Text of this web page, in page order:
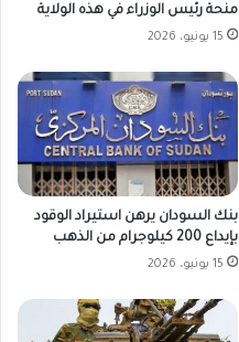
منحة رئيس الوزراء في هذه الولاية
15 يونيو، 2026
بنك السودان يرهن استيراد الوقود
بإيداع 200 كيلوجرام من الذهب
15 يونيو، 2026